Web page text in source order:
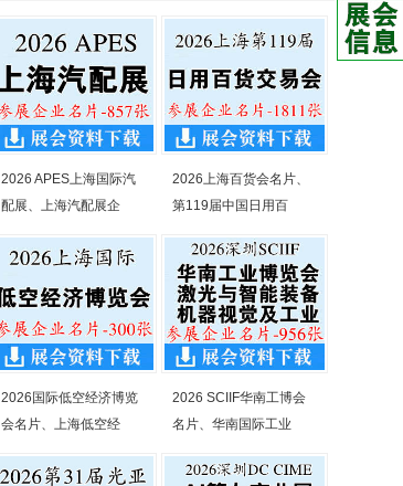
2026 APES上海国际汽
配展、上海汽配展企
2026上海百货会名片、
第119届中国日用百
2026国际低空经济博览
会名片、上海低空经
2026 SCIIF华南工博会
名片、华南国际工业